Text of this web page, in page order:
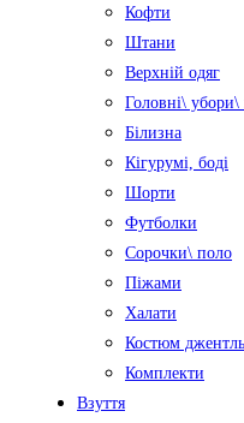
Кофти
Штани
Верхній одяг
Головні\
Білизна
Кігурумі, боді
Шорти
Футболки
Сорочки\ поло
Піжами
Халати
Костюм
Комплекти
Взуття